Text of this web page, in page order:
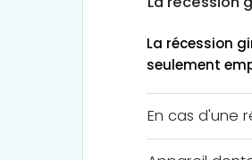
La récession
seulement
En cas d'une